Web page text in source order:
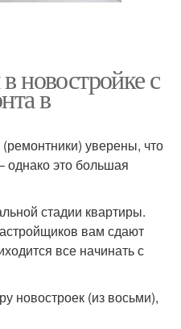
новостройке с
в
уверены, что
однако это большая
стадии квартиры.
вам сдают
все начинать с
новостроек (из восьми),